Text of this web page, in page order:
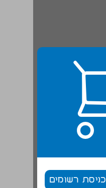
כניסת רשומים